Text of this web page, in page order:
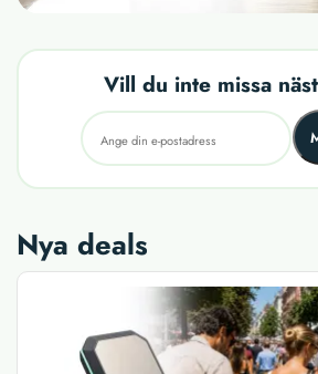
Vill du inte missa
Nya deals